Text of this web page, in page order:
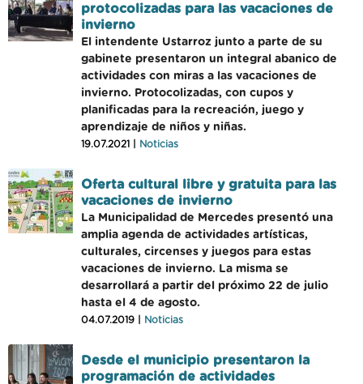
protocolizadas para las vacaciones de
invierno
El intendente Ustarroz junto a parte de su
gabinete presentaron un integral abanico de
actividades con miras a las vacaciones de
invierno. Protocolizadas, con cupos y
planificadas para la recreación, juego y
aprendizaje de niños y niñas.
19.07.2021 | Noticias
Oferta cultural libre y gratuita para las
vacaciones de invierno
La Municipalidad de Mercedes presentó una
amplia agenda de actividades artísticas,
culturales, circenses y juegos para estas
vacaciones de invierno. La misma se
desarrollará a partir del próximo 22 de julio
hasta el 4 de agosto.
04.07.2019 | Noticias
Desde el municipio presentaron la
programación de actividades